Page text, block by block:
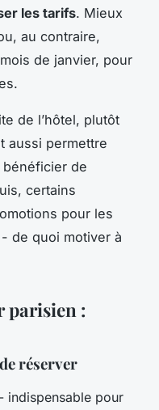
les tarifs. Mieux
au contraire,
de janvier, pour
de l’hôtel, plutôt
aussi permettre
bénéficier de
certains
pour les
de quoi motiver à
parisien :
réserver
- indispensable pour